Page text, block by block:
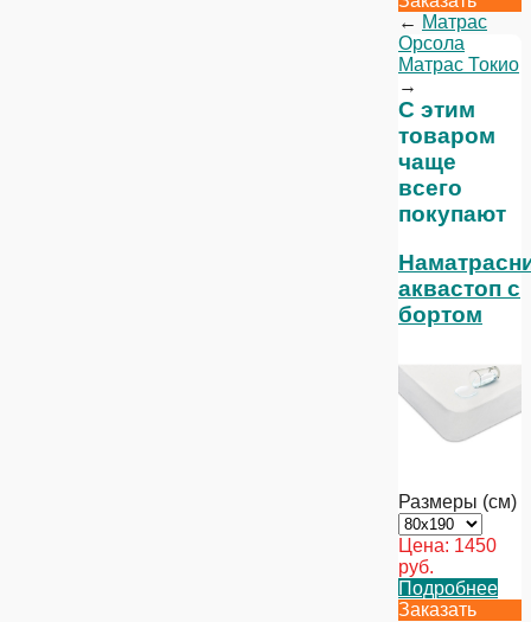
← Матрас
Орсола
Матрас Токио
→
С этим
товаром
чаще
всего
покупают
аквастоп с
бортом
Размеры (см)
Цена: 1450
руб.
Подробнее
Заказать